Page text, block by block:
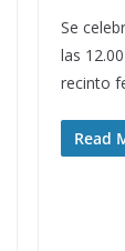
Se
las
recinto
Read